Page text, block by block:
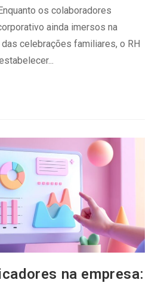
os colaboradores
ainda imersos na
celebrações familiares, o RH
na empresa: